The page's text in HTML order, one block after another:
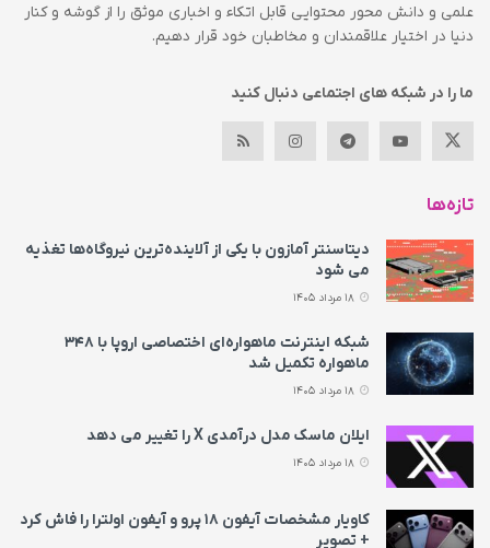
علمی و دانش محور محتوایی قابل اتکاء و اخباری موثق را از گوشه و کنار
دنیا در اختیار علاقمندان و مخاطبان خود قرار دهیم.
ما را در شبکه های اجتماعی دنبال کنید
تازه‌ها
دیتاسنتر آمازون با یکی از آلاینده‌ترین نیروگاه‌ها تغذیه
می‌ شود
شبکه اینترنت ماهواره‌ای اختصاصی اروپا با ۳۴۸
ماهواره تکمیل شد
ایلان ماسک مدل درآمدی X را تغییر می‌ دهد
کاویار مشخصات آیفون ۱۸ پرو و آیفون اولترا را فاش کرد
+ تصویر